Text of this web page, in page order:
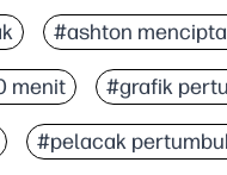
#ashton
menit #grafik
#pelacak